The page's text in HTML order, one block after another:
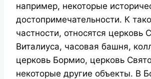
например, некоторые
достопримечательности. К
частности, относятся церковь
Виталиуса, часовая башня,
церковь Бормио, церковь
некоторые другие объекты. В